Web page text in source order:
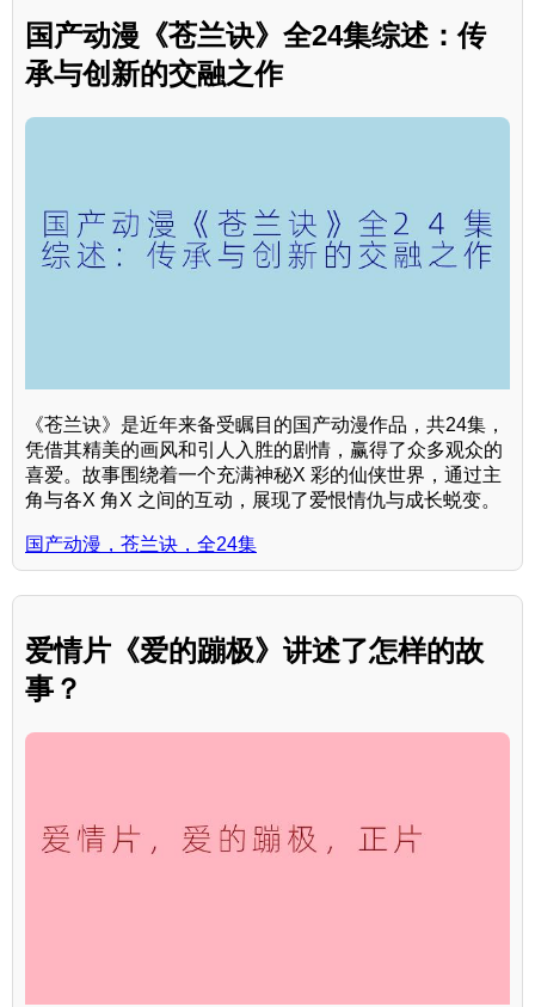
国产动漫《苍兰诀》全24集综述：传
承与创新的交融之作
《苍兰诀》是近年来备受瞩目的国产动漫作品，共24集，
凭借其精美的画风和引人入胜的剧情，赢得了众多观众的
喜爱。故事围绕着一个充满神秘X 彩的仙侠世界，通过主
角与各X 角X 之间的互动，展现了爱恨情仇与成长蜕变。
国产动漫，苍兰诀，全24集
爱情片《爱的蹦极》讲述了怎样的故
事？